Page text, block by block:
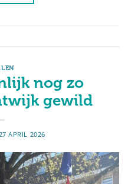
nog zo
gewild
APRIL 2026